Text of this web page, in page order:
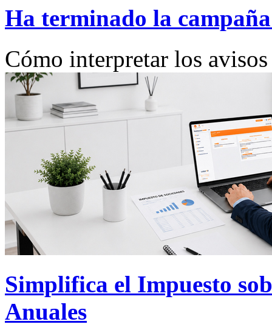
Ha terminado la
Cómo interpretar los
Simplifica el Impuesto
Anuales